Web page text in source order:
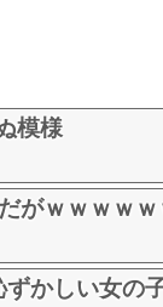
模様
がｗｗｗｗｗ
ずかしい女の